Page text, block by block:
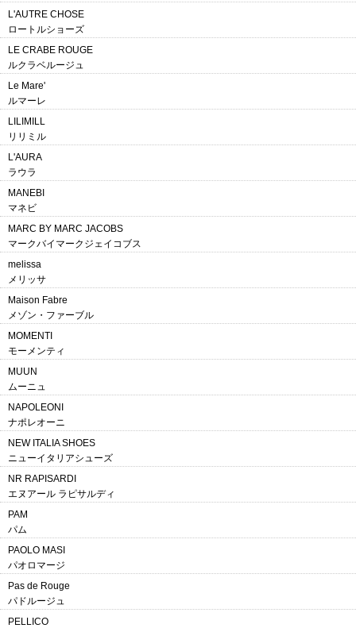
L'AUTRE CHOSE
ロートルショーズ
LE CRABE ROUGE
ルクラベルージュ
Le Mare'
ルマーレ
LILIMILL
リリミル
L'AURA
ラウラ
MANEBI
マネビ
MARC BY MARC JACOBS
マークバイマークジェイコブス
melissa
メリッサ
Maison Fabre
メゾン・ファーブル
MOMENTI
モーメンティ
MUUN
ムーニュ
NAPOLEONI
ナポレオーニ
NEW ITALIA SHOES
ニューイタリアシューズ
NR RAPISARDI
エヌアール ラピサルディ
PAM
パム
PAOLO MASI
パオロマージ
Pas de Rouge
パドルージュ
PELLICO